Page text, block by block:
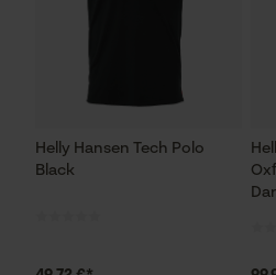
Helly Hansen Tech Polo
Black
Mouseflow
Fact-Finder
Prestatie en
Loop54